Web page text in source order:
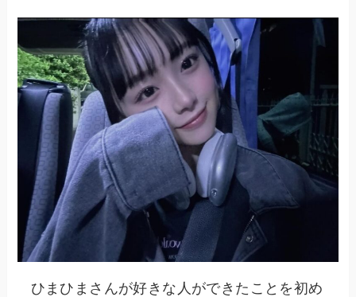
ひまひまさんが好きな人ができたことを初め